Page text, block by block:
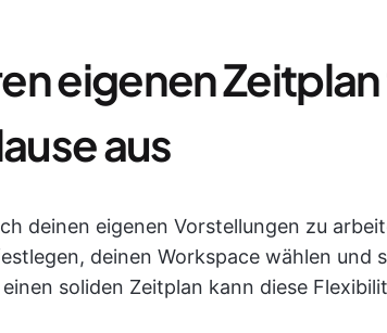
eigenen
aus
deinen eigenen Vorstellungen zu
deinen Workspace wählen und
soliden Zeitplan kann diese